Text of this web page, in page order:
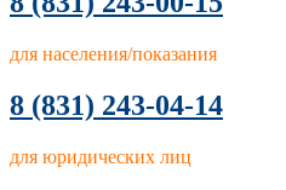
для населения/показания
8 (831) 243-04-14
для юридических лиц